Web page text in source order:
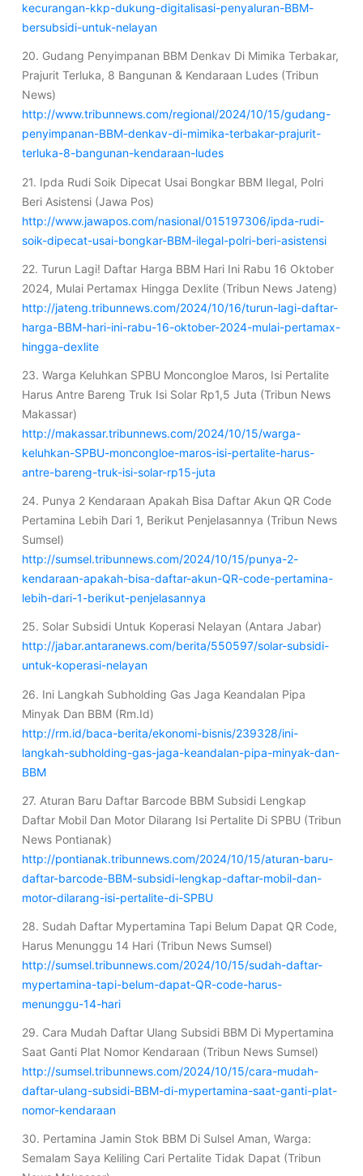
kecurangan-kkp-dukung-digitalisasi-penyaluran-BBM-
bersubsidi-untuk-nelayan
20. Gudang Penyimpanan BBM Denkav Di Mimika Terbakar,
Prajurit Terluka, 8 Bangunan & Kendaraan Ludes (Tribun
News)
http://www.tribunnews.com/regional/2024/10/15/gudang-
penyimpanan-BBM-denkav-di-mimika-terbakar-prajurit-
terluka-8-bangunan-kendaraan-ludes
21. Ipda Rudi Soik Dipecat Usai Bongkar BBM Ilegal, Polri
Beri Asistensi (Jawa Pos)
http://www.jawapos.com/nasional/015197306/ipda-rudi-
soik-dipecat-usai-bongkar-BBM-ilegal-polri-beri-asistensi
22. Turun Lagi! Daftar Harga BBM Hari Ini Rabu 16 Oktober
2024, Mulai Pertamax Hingga Dexlite (Tribun News Jateng)
http://jateng.tribunnews.com/2024/10/16/turun-lagi-daftar-
harga-BBM-hari-ini-rabu-16-oktober-2024-mulai-pertamax-
hingga-dexlite
23. Warga Keluhkan SPBU Moncongloe Maros, Isi Pertalite
Harus Antre Bareng Truk Isi Solar Rp1,5 Juta (Tribun News
Makassar)
http://makassar.tribunnews.com/2024/10/15/warga-
keluhkan-SPBU-moncongloe-maros-isi-pertalite-harus-
antre-bareng-truk-isi-solar-rp15-juta
24. Punya 2 Kendaraan Apakah Bisa Daftar Akun QR Code
Pertamina Lebih Dari 1, Berikut Penjelasannya (Tribun News
Sumsel)
http://sumsel.tribunnews.com/2024/10/15/punya-2-
kendaraan-apakah-bisa-daftar-akun-QR-code-pertamina-
lebih-dari-1-berikut-penjelasannya
25. Solar Subsidi Untuk Koperasi Nelayan (Antara Jabar)
http://jabar.antaranews.com/berita/550597/solar-subsidi-
untuk-koperasi-nelayan
26. Ini Langkah Subholding Gas Jaga Keandalan Pipa
Minyak Dan BBM (Rm.Id)
http://rm.id/baca-berita/ekonomi-bisnis/239328/ini-
langkah-subholding-gas-jaga-keandalan-pipa-minyak-dan-
BBM
27. Aturan Baru Daftar Barcode BBM Subsidi Lengkap
Daftar Mobil Dan Motor Dilarang Isi Pertalite Di SPBU (Tribun
News Pontianak)
http://pontianak.tribunnews.com/2024/10/15/aturan-baru-
daftar-barcode-BBM-subsidi-lengkap-daftar-mobil-dan-
motor-dilarang-isi-pertalite-di-SPBU
28. Sudah Daftar Mypertamina Tapi Belum Dapat QR Code,
Harus Menunggu 14 Hari (Tribun News Sumsel)
http://sumsel.tribunnews.com/2024/10/15/sudah-daftar-
mypertamina-tapi-belum-dapat-QR-code-harus-
menunggu-14-hari
29. Cara Mudah Daftar Ulang Subsidi BBM Di Mypertamina
Saat Ganti Plat Nomor Kendaraan (Tribun News Sumsel)
http://sumsel.tribunnews.com/2024/10/15/cara-mudah-
daftar-ulang-subsidi-BBM-di-mypertamina-saat-ganti-plat-
nomor-kendaraan
30. Pertamina Jamin Stok BBM Di Sulsel Aman, Warga:
Semalam Saya Keliling Cari Pertalite Tidak Dapat (Tribun